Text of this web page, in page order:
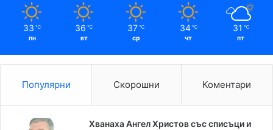
33 ℃
пн
36 ℃
вт
37 ℃
ср
34 ℃
чт
31 ℃
пт
Популярни Скорошни Коментари
Хванаха Ангел Христов със списъци и